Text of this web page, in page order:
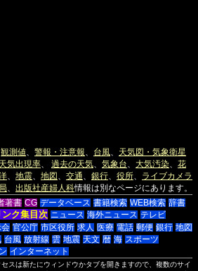
観測値 警報・注意報 台風
天気図・気象衛星
天気出現率 過去の天気 気象台 大気汚染
花
地震 地図 交通 銀行 役所
ライブカメラ
出版社産婦人科情報は別なページにあります。
著書 CG データベース 書籍検索 WEB検索 辞書
ンク集目次 ニュース 海外ニュース テレビ
会 官公庁 市区役所 求人 医療 電話 郵便 銀行 地図
台風 放射線 雲 地震 天文 暦 海 スポーツ
インターネット
スは新たにウィンドウかタブを開きますので、複数のサイ